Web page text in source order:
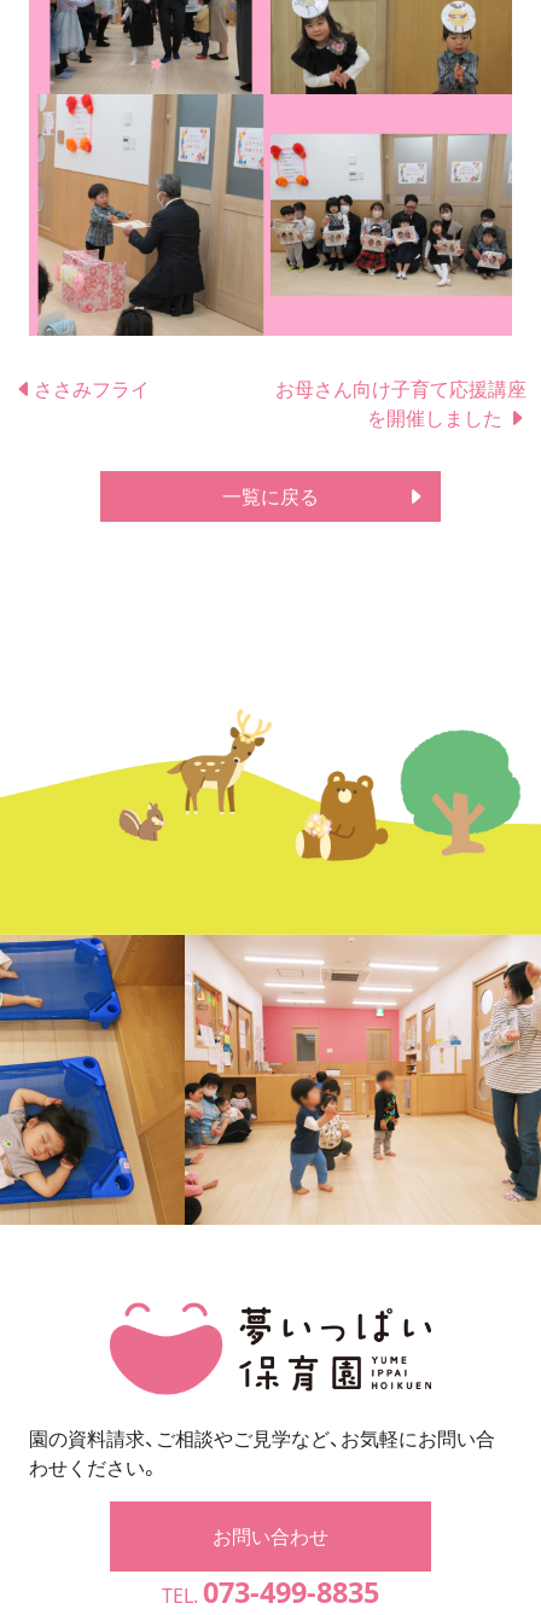
ささみフライ
お母さん向け子育て応援講座
を開催しました
一覧に戻る
園の資料請求、ご相談やご見学など、お気軽にお問い合
わせください。
お問い合わせ
TEL. 073-499-8835